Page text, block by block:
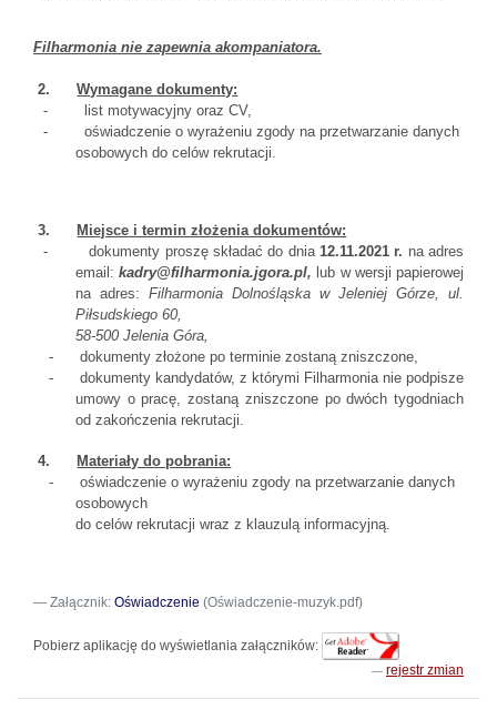
Filharmonia nie zapewnia akompaniatora.
2.
Wymagane dokumenty:
-
list motywacyjny oraz CV,
-
oświadczenie o wyrażeniu zgody na przetwarzanie danych
osobowych do celów rekrutacji.
3.
Miejsce i termin złożenia dokumentów:
-
dokumenty proszę składać do dnia 12.11.2021 r. na adres
email:kadry@filharmonia.jgora.pl, lub w wersji papierowej
na adres: Filharmonia Dolnośląska w Jeleniej Górze, ul.
Piłsudskiego 60,
58-500 Jelenia Góra,
-
dokumenty złożone po terminie zostaną zniszczone,
-
dokumenty kandydatów, z którymi Filharmonia nie podpisze
umowy o pracę, zostaną zniszczone po dwóch tygodniach
od zakończenia rekrutacji.
4.
Materiały do pobrania:
-
oświadczenie o wyrażeniu zgody na przetwarzanie danych
osobowych
do celów rekrutacji wraz z klauzulą informacyjną.
Załącznik: Oświadczenie (Oświadczenie-muzyk.pdf)
Pobierz aplikację do wyświetlania załączników:
rejestr zmian